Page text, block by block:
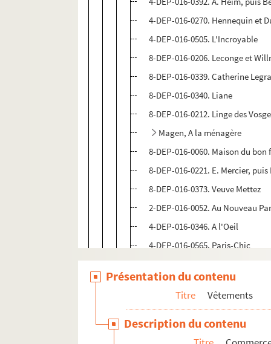
4-DEP-016-0270. Hennequin et
4-DEP-016-0505. L'Incroyable
8-DEP-016-0206. Leconge et
8-DEP-016-0339. Catherine
8-DEP-016-0340. Liane
8-DEP-016-0212. Linge des
Magen, A la ménagère
8-DEP-016-0060. Maison du bon
8-DEP-016-0221. E. Mercier,
8-DEP-016-0373. Veuve Mettez
2-DEP-016-0052. Au Nouveau
4-DEP-016-0346. A l'Oeil
4-DEP-016-0565. Paris-Chic
2-DEP-016-0102. Au Quartier
8-DEP-016-0261. Alain Régent
4-DEP-016-0566. Roubaix
8-DEP-016-0421. E. Souffrain,
Présentation du contenu
Titre Vêtements
Description du contenu